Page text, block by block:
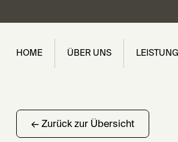
HOME ÜBER UNS
← Zurück zur Übersicht